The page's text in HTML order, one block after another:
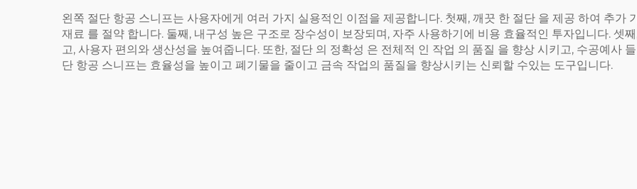
왼쪽 절단 항공 스니프는 사용자에게 여러 가지 실용적인 이점을 제공합니다. 첫째, 깨끗 한 절단 을 제공 하여 추가
재료 를 절약 합니다. 둘째, 내구성 높은 구조로 장수성이 보장되며, 자주 사용하기에 비용 효율적인 투자입니다. 셋
고, 사용자 편의와 생산성을 높여줍니다. 또한, 절단 의 정확성 은 전체적 인 작업 의 품질 을 향상 시키고, 수공예사
단 항공 스니프는 효율성을 높이고 폐기물을 줄이고 금속 작업의 품질을 향상시키는 신뢰할 수있는 도구입니다.